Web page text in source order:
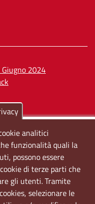
2024
analitici
funzionalità quali la
possono essere
di terze parti che
gli utenti. Tramite
selezionare le